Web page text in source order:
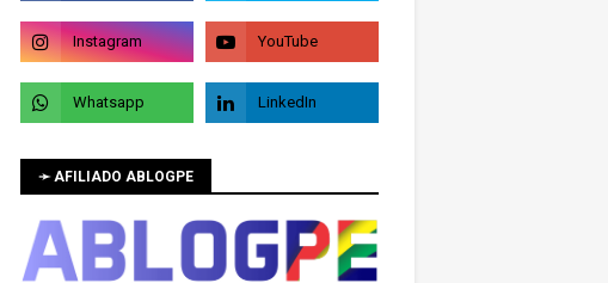
➛ AFILIADO ABLOGPE